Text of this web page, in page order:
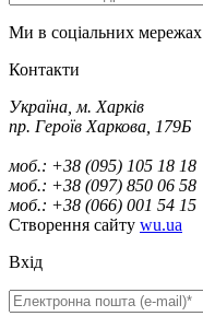
Ми в соціальних мережах
Контакти
Україна, м. Харків
пр. Героїв Харкова, 179Б
моб.: +38 (095) 105 18 18
моб.: +38 (097) 850 06 58
моб.: +38 (066) 001 54 15
Створення сайту wu.ua
Вхід